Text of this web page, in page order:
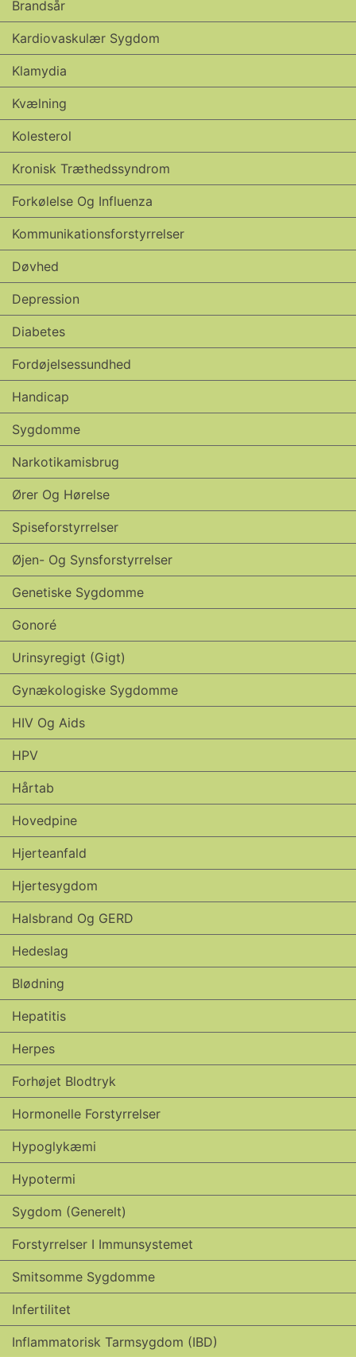
Brandsår
Kardiovaskulær Sygdom
Klamydia
Kvælning
Kolesterol
Kronisk Træthedssyndrom
Forkølelse Og Influenza
Kommunikationsforstyrrelser
Døvhed
Depression
Diabetes
Fordøjelsessundhed
Handicap
Sygdomme
Narkotikamisbrug
Ører Og Hørelse
Spiseforstyrrelser
Øjen- Og Synsforstyrrelser
Genetiske Sygdomme
Gonoré
Urinsyregigt (gigt)
Gynækologiske Sygdomme
HIV Og Aids
HPV
Hårtab
Hovedpine
Hjerteanfald
Hjertesygdom
Halsbrand Og GERD
Hedeslag
Blødning
Hepatitis
Herpes
Forhøjet Blodtryk
Hormonelle Forstyrrelser
Hypoglykæmi
Hypotermi
Sygdom (generelt)
Forstyrrelser I Immunsystemet
Smitsomme Sygdomme
Infertilitet
Inflammatorisk Tarmsygdom (IBD)